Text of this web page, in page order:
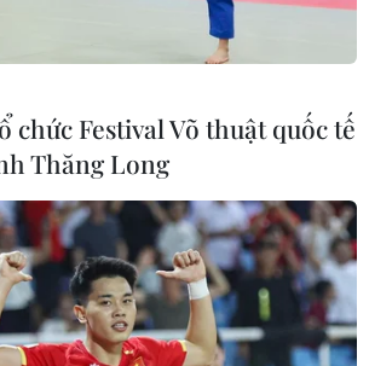
chức Festival Võ thuật quốc tế
Thăng Long